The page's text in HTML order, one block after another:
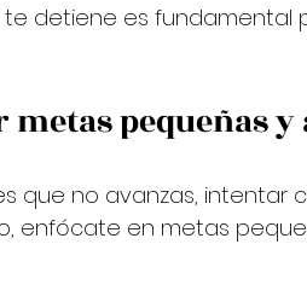
te detiene es fundamental
metas pequeñas
que no avanzas, intentar
enfócate en metas